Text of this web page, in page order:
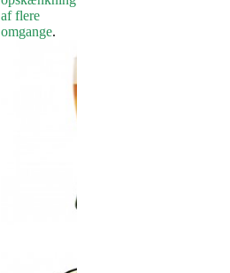
af flere
omgange.